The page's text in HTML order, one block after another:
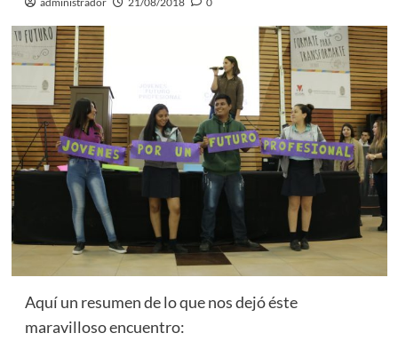
Aquí un resumen de lo que nos dejó éste
maravilloso encuentro: